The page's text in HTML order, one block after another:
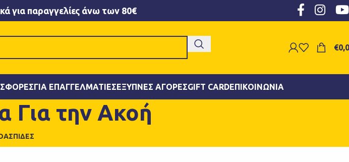
για παραγγελίες άνω των 80€
€
ΓΙΑ ΕΠΑΓΓΕΛΜΑΤΊΕΣΕΞΥΠΝΕΣ ΑΓΟΡΈΣGIFT CARDΕΠΙΚΟΙΝΩΝΊΑ
Για την Ακοή